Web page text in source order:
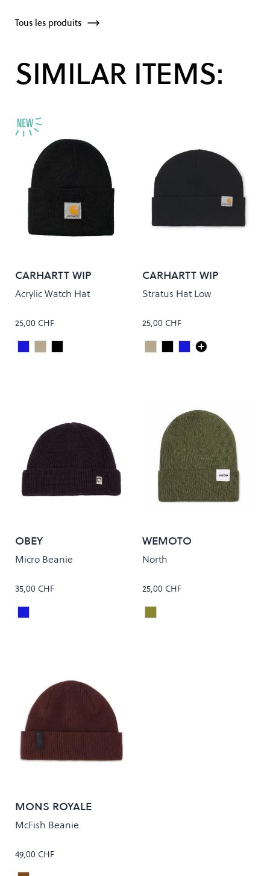
Tous les produits
SIMILAR ITEMS:
CARHARTT WIP
Acrylic Watch Hat
25,00 CHF
Colour
Dark Navy
Natural
Black
CARHARTT WIP
Stratus Hat Low
25,00 CHF
Colour
Cypress
BlackDark Navy
OBEY
Micro Beanie
35,00 CHF
Colour
ACADEMY NAVY
WEMOTO
North
25,00 CHF
Colour
Olive
MONS ROYALE
McFish Beanie
49,00 CHF